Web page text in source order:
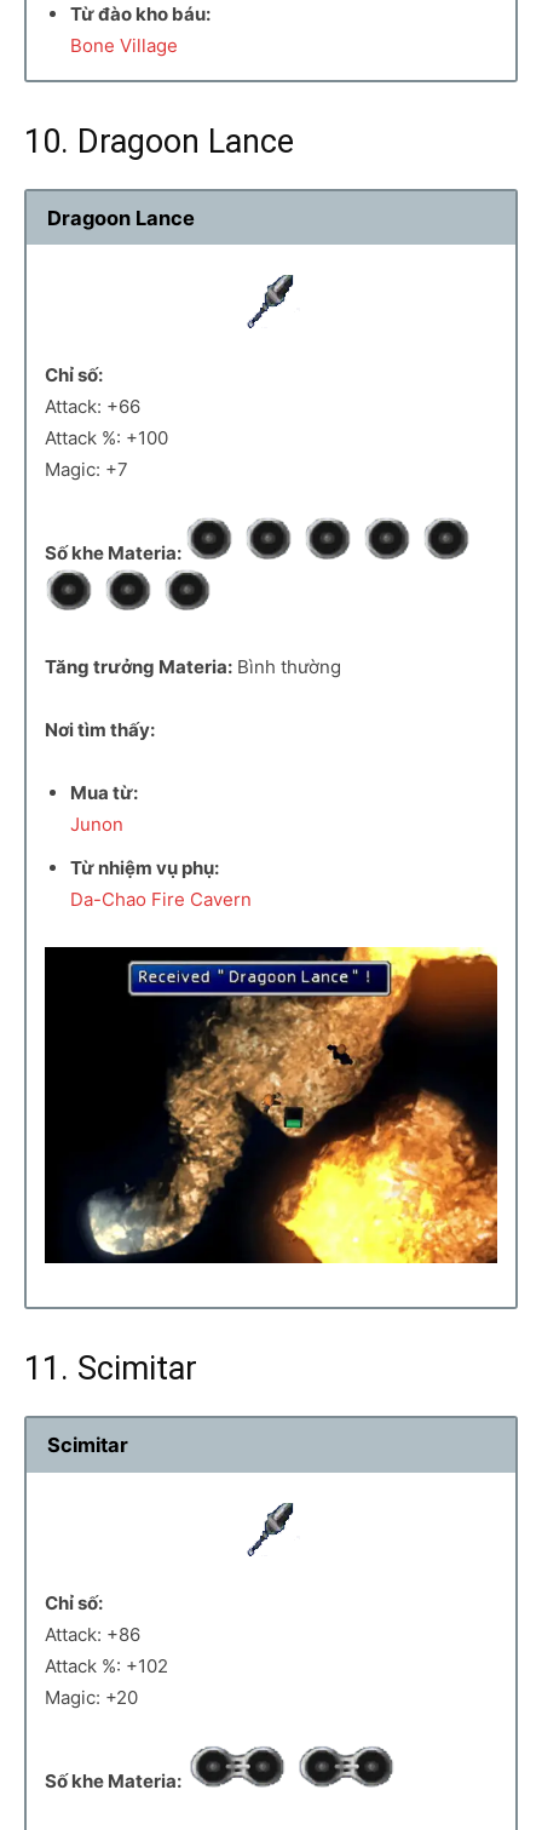
Từ đào kho báu:
Bone Village
10. Dragoon Lance
Dragoon Lance
Chỉ số:
Attack: +66
Attack %: +100
Magic: +7
Số khe Materia:
Tăng trưởng Materia: Bình thường
Nơi tìm thấy:
Mua từ:
Junon
Từ nhiệm vụ phụ:
Da-Chao Fire Cavern
11. Scimitar
Scimitar
Chỉ số:
Attack: +86
Attack %: +102
Magic: +20
Số khe Materia: